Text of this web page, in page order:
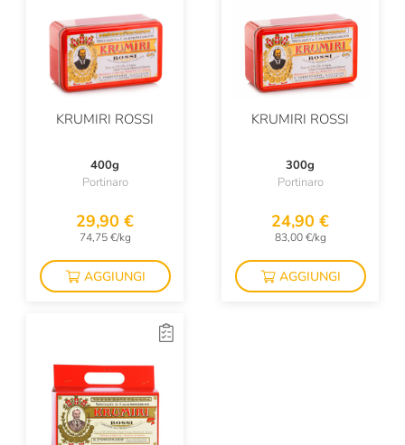
KRUMIRI ROSSI
400g
Portinaro
29,90 €
74,75 €/kg
AGGIUNGI
KRUMIRI ROSSI
300g
Portinaro
24,90 €
83,00 €/kg
AGGIUNGI